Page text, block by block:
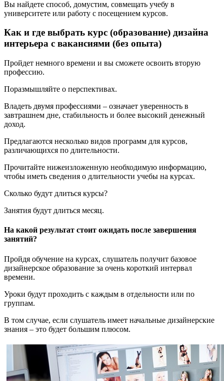
Вы найдете способ, домустим, совмещать учебу в
университете или работу с посещением курсов.
Как и где выбрать курс (образование) дизайна
интерьера с вакансиями (без опыта)
Пройдет немного времени и вы сможете освоить вторую
профессию.
Поразмышляйте о перспективах.
Владеть двумя профессиями – означает уверенность в
завтрашнем дне, стабильность и более высокий денежный
доход.
Предлагаются несколько видов программ для курсов,
различающихся по длительности.
Прочитайте нижеизложенную необходимую информацию,
чтобы иметь сведения о длительности учебы на курсах.
Сколько будут длиться курсы?
Занятия будут длиться месяц.
На какой результат стоит ожидать после завершения
занятий?
Пройдя обучение на курсах, слушатель получит базовое
дизайнерское образование за очень короткий интервал
времени.
Уроки будут проходить с каждым в отдельности или по
группам.
В том случае, если слушатель имеет начальные дизайнерские
знания – это будет большим плюсом.